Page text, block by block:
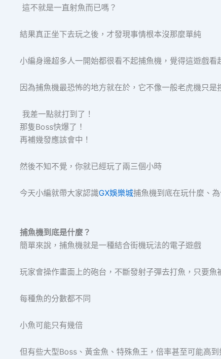
這不就是一直射魚而已嗎？
結果真正坐下去玩之後，才發現事情根本沒那麼單純
小編身邊超多人一開始都很看不起捕魚機，覺得這遊戲
因為捕魚機最恐怖的地方就在於，它不像一般老虎機只
我差一點就打到了！
那隻Boss快爆了！
再補幾發應該會中！
然後不知不覺，你就已經玩了兩三個小時
今天小編就帶大家認識GX娛樂城捕魚機到底在玩什麼、
捕魚機到底是什麼？
簡單來說，捕魚機就是一種結合街機玩法的電子遊戲
玩家會操作畫面上的砲台，不斷發射子彈去打魚，只要
每種魚的分數都不同
小魚可能只有幾倍
但有些大型Boss、黃金魚、特殊魚王，倍率甚至可能高